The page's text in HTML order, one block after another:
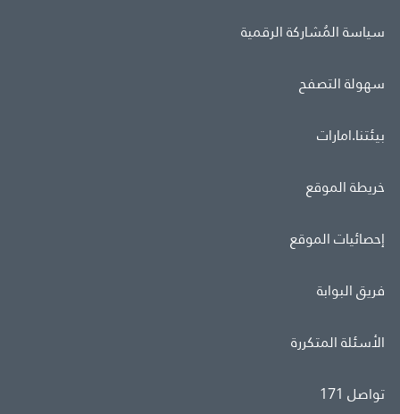
سياسة المُشاركة الرقمية
سهولة التصفح
بيئتنا.امارات
خريطة الموقع
إحصائيات الموقع
فريق البوابة
الأسئلة المتكررة
تواصل 171